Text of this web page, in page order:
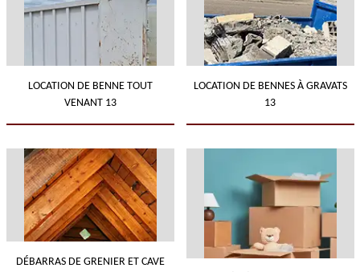
LOCATION DE BENNE TOUT
VENANT 13
LOCATION DE BENNES À GRAVATS
13
DÉBARRAS DE GRENIER ET CAVE